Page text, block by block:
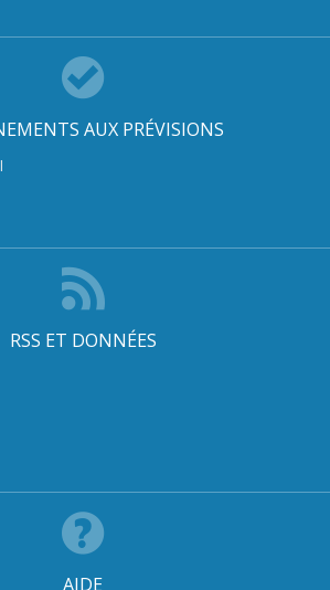
AUX PRÉVISIONS
RSS ET DONNÉES
AIDE